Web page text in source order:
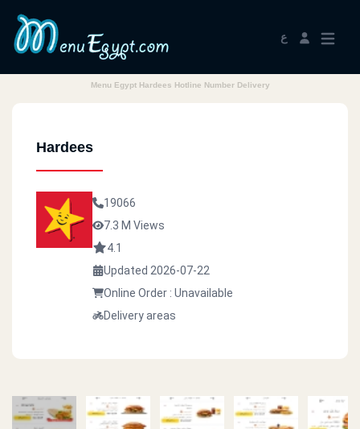
ع
Menu Egypt Hardees Hotline Number Delivery
Hardees
19066
7.3 M Views
4.1
Updated 2026-07-22
Online Order : Unavailable
Delivery areas